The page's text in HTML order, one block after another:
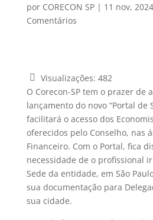
por CORECON SP| 11 nov, 2024
Comentários
Visualizações: 482
O Corecon-SP tem o prazer de
lançamento do novo “Portal de
facilitará o acesso dos
oferecidos pelo Conselho, nas
Financeiro. Com o Portal, fica
necessidade de o profissional
Sede da entidade, em São
sua documentação para
sua cidade.